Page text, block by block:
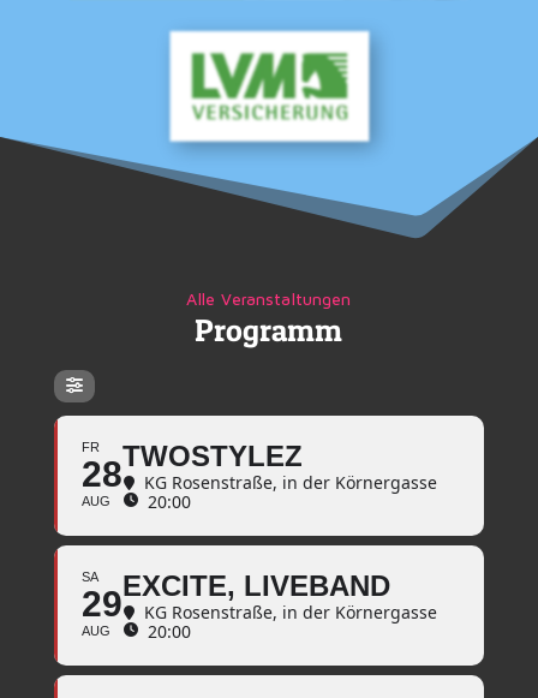
Alle Veranstaltungen
Programm
FR
28
AUG
TWOSTYLEZ
KG Rosenstraße, in der Körnergasse
20:00
SA
29
AUG
EXCITE, LIVEBAND
KG Rosenstraße, in der Körnergasse
20:00